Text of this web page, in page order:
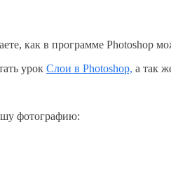
как в программе Photoshop
урок Слои в Photoshop, а так
фотографию: